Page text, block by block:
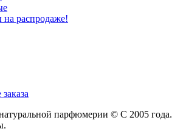
распродаже!
парфюмерии © С 2005 года.